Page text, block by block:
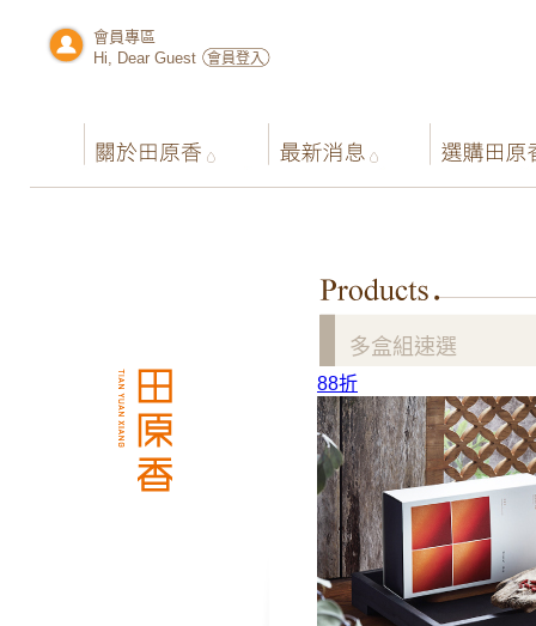
會員專區
Hi, Dear Guest
會員登入
多盒組速選
88折